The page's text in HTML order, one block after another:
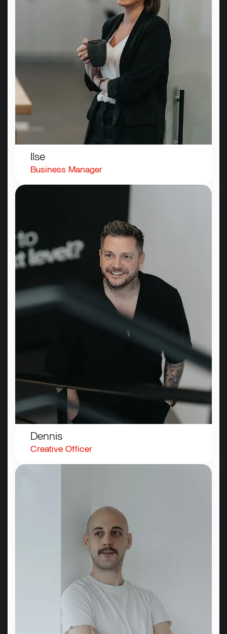
Ilse
Business Manager
Dennis
Creative Officer